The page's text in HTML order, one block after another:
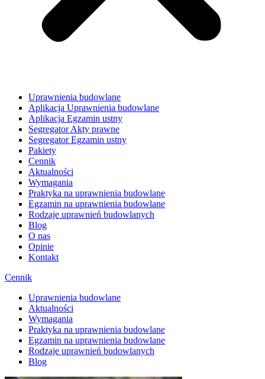
Uprawnienia budowlane
Aplikacja Uprawnienia budowlane
Aplikacja Egzamin ustny
Segregator Akty prawne
Segregator Egzamin ustny
Pakiety
Cennik
Aktualności
Wymagania
Praktyka na uprawnienia budowlane
Egzamin na uprawnienia budowlane
Rodzaje uprawnień budowlanych
Blog
O nas
Opinie
Kontakt
Cennik
Uprawnienia budowlane
Aktualności
Wymagania
Praktyka na uprawnienia budowlane
Egzamin na uprawnienia budowlane
Rodzaje uprawnień budowlanych
Blog